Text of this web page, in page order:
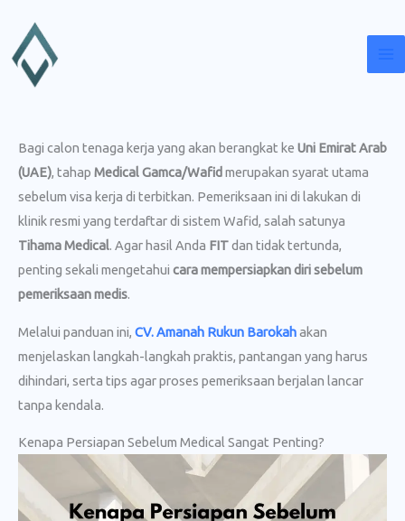
konten
Bagi calon tenaga kerja yang akan berangkat ke Uni Emirat Arab
(UAE), tahap Medical Gamca/Wafid merupakan syarat utama
sebelum visa kerja di terbitkan. Pemeriksaan ini di lakukan di
klinik resmi yang terdaftar di sistem Wafid, salah satunya
Tihama Medical. Agar hasil Anda FITdan tidak tertunda,
penting sekali mengetahui cara mempersiapkan diri sebelum
pemeriksaan medis.
Melalui panduan ini, CV. Amanah Rukun Barokahakan
menjelaskan langkah-langkah praktis, pantangan yang harus
dihindari, serta tips agar proses pemeriksaan berjalan lancar
tanpa kendala.
Kenapa Persiapan Sebelum Medical Sangat Penting?